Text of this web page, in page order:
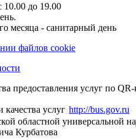
10.00 до 19.00
месяца - санитарный день
файлов cookie
предоставления услуг по
http://bus.gov.ru
областной универсальной
Курбатова